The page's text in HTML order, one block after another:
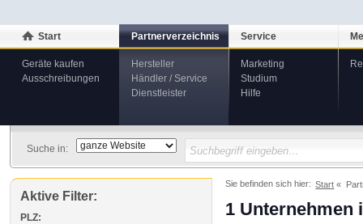
Start
Geräte kaufen
Ausschreibungen
Partnerverzeichnis
Hersteller
Händler / Service
Dienstleister
Service
Marketing
Studium
Hilfe
Suche in:
Sie befinden sich hier: Start
1 Unternehmen
Aktive Filter:
PLZ: